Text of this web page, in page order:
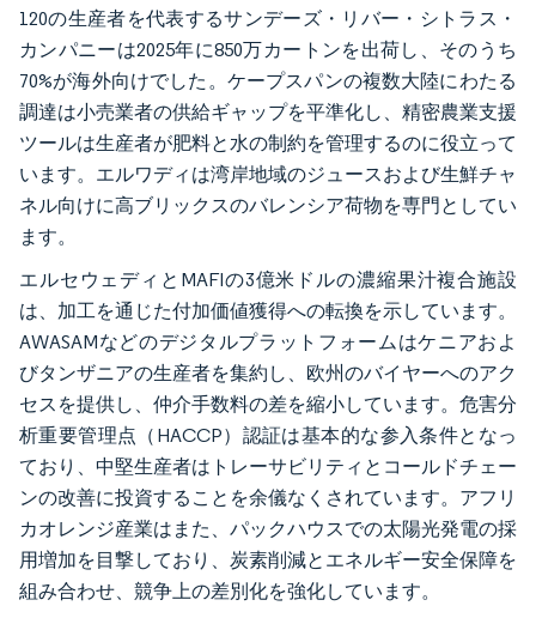
120の生産者を代表するサンデーズ・リバー・シトラス・
カンパニーは2025年に850万カートンを出荷し、そのうち
70%が海外向けでした。ケープスパンの複数大陸にわたる
調達は小売業者の供給ギャップを平準化し、精密農業支援
ツールは生産者が肥料と水の制約を管理するのに役立って
います。エルワディは湾岸地域のジュースおよび生鮮チャ
ネル向けに高ブリックスのバレンシア荷物を専門としてい
ます。
エルセウェディとMAFIの3億米ドルの濃縮果汁複合施設
は、加工を通じた付加価値獲得への転換を示しています。
AWASAMなどのデジタルプラットフォームはケニアおよ
びタンザニアの生産者を集約し、欧州のバイヤーへのアク
セスを提供し、仲介手数料の差を縮小しています。危害分
析重要管理点（HACCP）認証は基本的な参入条件となっ
ており、中堅生産者はトレーサビリティとコールドチェー
ンの改善に投資することを余儀なくされています。アフリ
カオレンジ産業はまた、パックハウスでの太陽光発電の採
用増加を目撃しており、炭素削減とエネルギー安全保障を
組み合わせ、競争上の差別化を強化しています。